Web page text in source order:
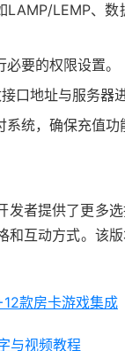
LAMP/LEMP、
要的权限设置。
口地址与服务器
统，确保充值功
者提供了更多
互动方式。该
款房卡游戏集成
与视频教程